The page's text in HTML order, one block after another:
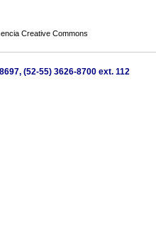
Creative Commons
(52-55) 3626-8700 ext. 112